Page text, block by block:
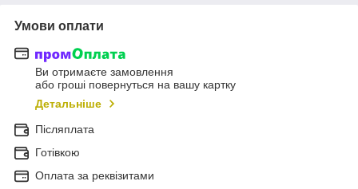
Умови оплати
Ви отримаєте замовлення
або гроші повернуться на вашу картку
Детальніше
Післяплата
Готівкою
Оплата за реквізитами